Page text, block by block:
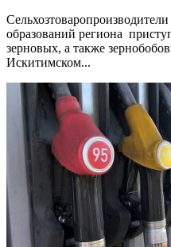
образований региона
зерновых, а также
Искитимском...